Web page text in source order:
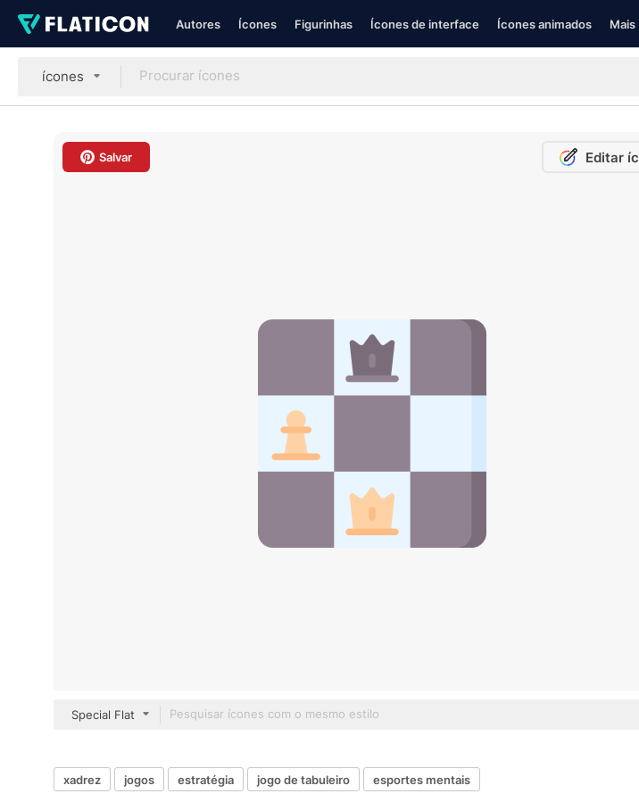
Autores Ícones Figurinhas Ícones de interface Ícones animados Mais
ícones
Salvar Editar
Special Flat
xadrez jogos estratégia jogo de tabuleiro esportes mentais